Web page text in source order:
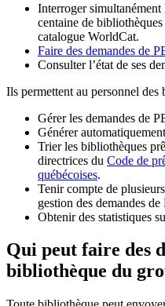
Interroger simultanément
centaine de
catalogue WorldCat.
Faire des demandes de
Consulter l’état de ses
Ils permettent au personnel des
Gérer les demandes de
Générer
Trier les bibliothèques
directrices du Code de
québécoises.
Tenir compte de
gestion des demandes
Obtenir des statistiques
Qui peut faire des
bibliothèque du